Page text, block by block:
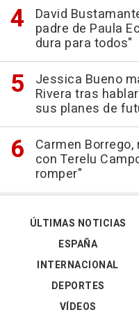
David
padre de Paula
dura para todos"
Jessica Bueno
Rivera tras
sus planes de
Carmen
con Terelu
romper"
ÚLTIMAS NOTICIAS
ESPAÑA
INTERNACIONAL
DEPORTES
VÍDEOS